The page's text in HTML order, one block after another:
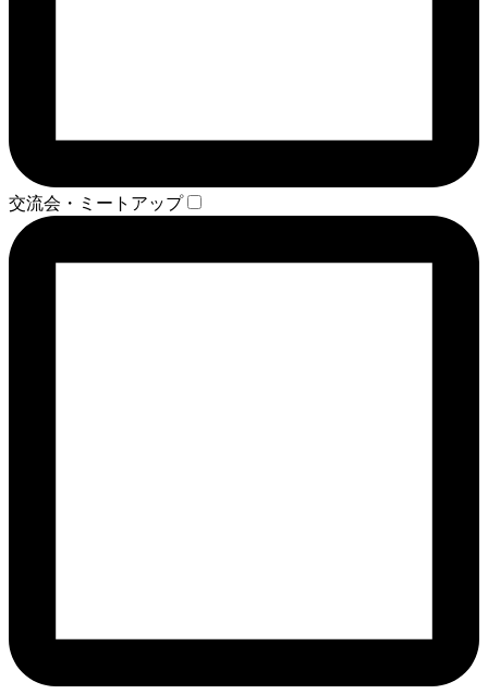
交流会・ミートアップ